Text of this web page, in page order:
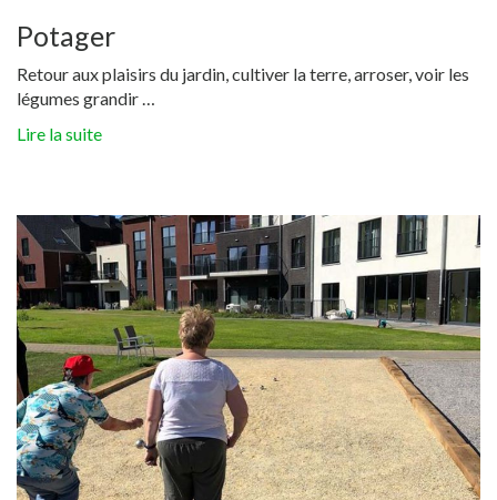
Potager
Retour aux plaisirs du jardin, cultiver la terre, arroser, voir les
légumes grandir …
Lire la suite